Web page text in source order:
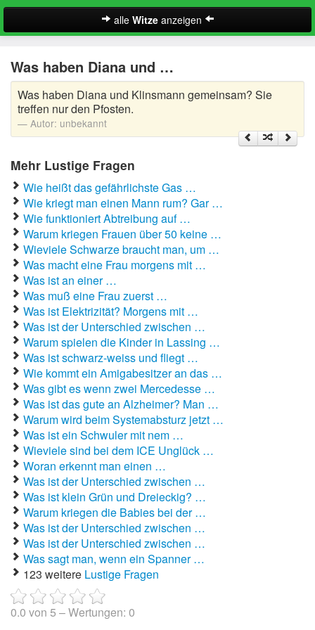
alle Witzeanzeigen
A-Klasse Witze
Akademiker Witze
Al Bundy Sprüche
Alle Kinder Sprüche
Anrufbeantworter Ansagen
Antiwitze
Anwaltswitze
Arbeitswitze
Arztwitze
Autoaufkleber Sprüche
Bankerwitze
Bart Simpson Sprüche
Bauernregeln
Bauernwitze
Bayern Witze
Beamtenwitze
Bierwitze
Bill Clinton Witze
Blondinenwitze
Suche
Was haben Diana und …
Was haben Diana und Klinsmann gemeinsam? Sie
treffen nur den Pfosten.
Autor: unbekannt
Mehr Lustige Fragen
Wie heißt das gefährlichste Gas …
Wie kriegt man einen Mann rum? Gar …
Wie funktioniert Abtreibung auf …
Warum kriegen Frauen über 50 keine …
Wieviele Schwarze braucht man, um …
Was macht eine Frau morgens mit …
Was ist an einer …
Was muß eine Frau zuerst …
Was ist Elektrizität? Morgens mit …
Was ist der Unterschied zwischen …
Warum spielen die Kinder in Lassing …
Was ist schwarz-weiss und fliegt …
Wie kommt ein Amigabesitzer an das …
Was gibt es wenn zwei Mercedesse …
Was ist das gute an Alzheimer? Man …
Warum wird beim Systemabsturz jetzt …
Was ist ein Schwuler mit nem …
Wieviele sind bei dem ICE Unglück …
Woran erkennt man einen …
Was ist der Unterschied zwischen …
Was ist klein Grün und Dreieckig? …
Warum kriegen die Babies bei der …
Was ist der Unterschied zwischen …
Was ist der Unterschied zwischen …
Was sagt man, wenn ein Spanner …
123 weitere Lustige Fragen
0.0 von 5 – Wertungen: 0